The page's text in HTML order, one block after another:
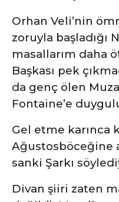
Orhan Veli’nin
zoruyla başladığı
masallarım daha
Başkası pek
da genç ölen
Fontaine’e
Gel etme karınca
Ağustosböceğine
sanki Şarkı
Divan şiiri zaten